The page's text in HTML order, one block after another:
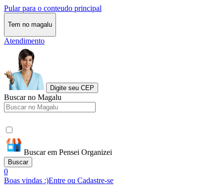
Pular para o conteudo principal
Tem no magalu
Atendimento
Digite seu CEP
Buscar no Magalu
Buscar em Pensei Organizei
Buscar
0
Boas vindas :)Entre ou Cadastre-se